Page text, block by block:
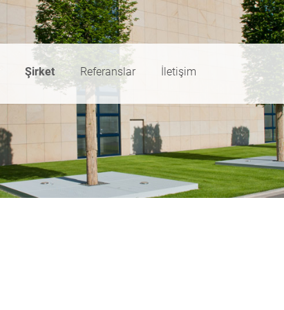
Şirket Referanslar İletişim